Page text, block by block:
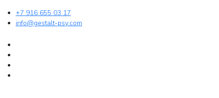
+7 916 655 03 17
info@gestalt-psy.com